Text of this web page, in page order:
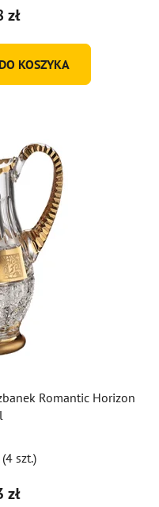
zł
DO KOSZYKA
Romantic Horizon
(4 szt.)
zł